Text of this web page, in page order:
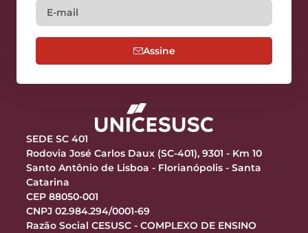
Assine
SEDE SC 401
Rodovia José Carlos Daux (SC-401), 9301 - Km 10
Santo Antônio de Lisboa - Florianópolis - Santa
Catarina
CEP 88050-001
CNPJ 02.984.294/0001-69
Razão Social CESUSC - COMPLEXO DE ENSINO